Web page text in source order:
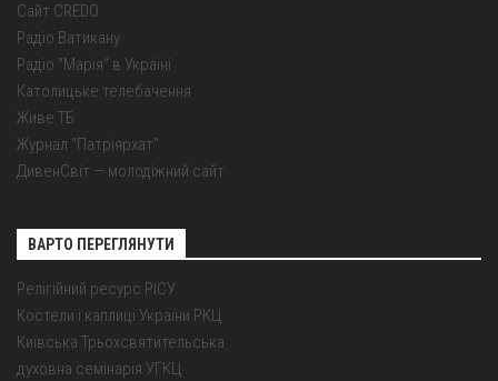
Сайт CREDO
Радіо Ватикану
Радіо "Марія" в Україні
Католицьке телебачення
Живе ТБ
Журнал "Патріярхат"
ДивенСвіт — молодіжний сайт
ВАРТО ПЕРЕГЛЯНУТИ
Релігійний ресурс РІСУ
Костели і каплиці України РКЦ
Київська Трьохсвятительська
духовна семінарія УГКЦ